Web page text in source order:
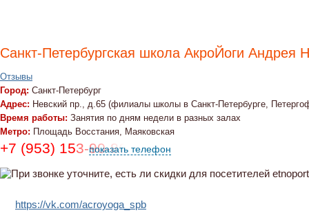
Санкт-Петербургская школа АкроЙоги Андрея
Отзывы
Город: Санкт-Петербург
Адрес: Невский пр., д.65 (филиалы школы в Санкт-Петербурге,
Время работы: Занятия по дням недели в разных залах
Метро: Площадь Восстания, Маяковская
+7 (953) 153-90-86, +7 (965) 75-95-973
показать телефон
https://vk.com/acroyoga_spb